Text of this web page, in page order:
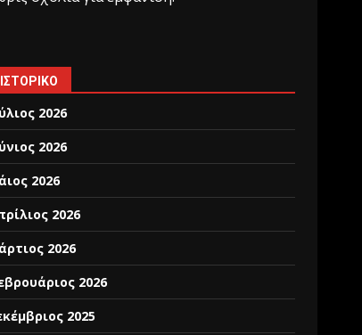
ΙΣΤΟΡΙΚΌ
2026
2026
2026
2026
2026
2026
2025